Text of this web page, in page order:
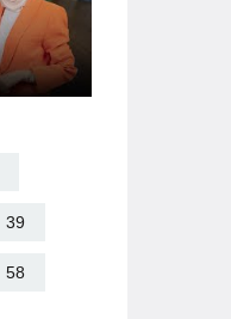
39
58